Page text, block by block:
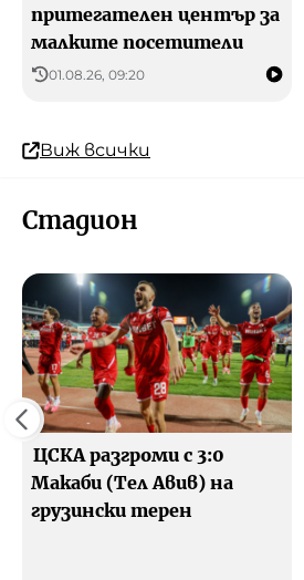
притегателен център за
малките посетители
01.08.26, 09:20
Виж всички
Стадион
ЦСКА разгроми с 3:0
Макаби (Тел Авив) на
грузински терен